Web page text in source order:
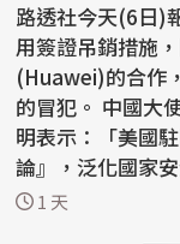
路透社今天(6日)
用簽證吊銷措施
(Huawei)的合作
的冒犯。 中國大使館5日深夜在社群媒體上發佈一份聲
明表示：「美國
論』，泛化國家
止正常...
1 天